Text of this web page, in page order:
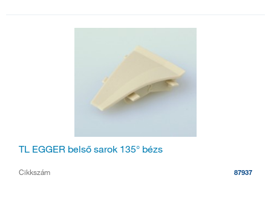
TL EGGER belső sarok 135° bézs
Cikkszám 87937